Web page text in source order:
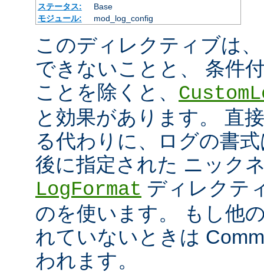
ステータス:
Base
モジュール:
mod_log_config
このディレクティブは
できないことと、 条件
ことを除くと、
と効果があります。 直
る代わりに、ログの書
後に指定された ニック
LogFormat ディレクテ
のを使います。 もし他
れていないときは
われます。